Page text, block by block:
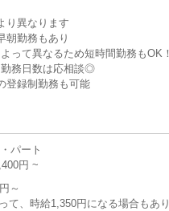
り異なります
朝勤務もあり
って異なるため短時間勤務もOK！
務日数は応相談◎
登録制勤務も可能
パート
円 ~
～
て、時給1,350円になる場合もあり